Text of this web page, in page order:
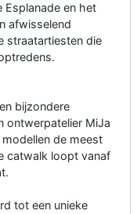
Esplanade en het
afwisselend
straatartiesten die
bijzondere
ontwerpatelier MiJa
de meest
catwalk loopt vanaf
tot een unieke